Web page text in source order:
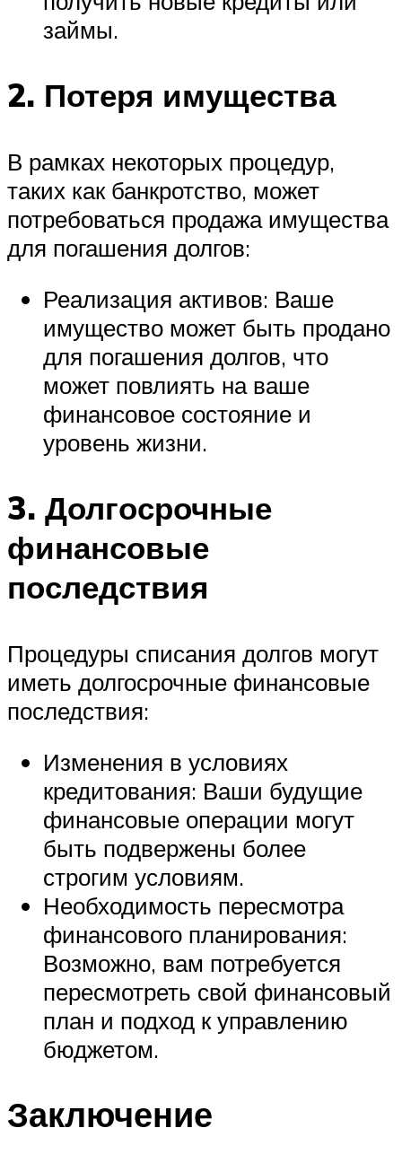
займы.
2. Потеря имущества
В рамках некоторых процедур,
таких как банкротство, может
потребоваться продажа имущества
для погашения долгов:
Реализация активов: Ваше
имущество может быть продано
для погашения долгов, что
может повлиять на ваше
финансовое состояние и
уровень жизни.
3. Долгосрочные
финансовые
последствия
Процедуры списания долгов могут
иметь долгосрочные финансовые
последствия:
Изменения в условиях
кредитования: Ваши будущие
финансовые операции могут
быть подвержены более
строгим условиям.
Необходимость пересмотра
финансового планирования:
Возможно, вам потребуется
пересмотреть свой финансовый
план и подход к управлению
бюджетом.
Заключение